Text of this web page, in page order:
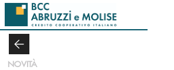
Salta al contenuto principale
NOVITÀ